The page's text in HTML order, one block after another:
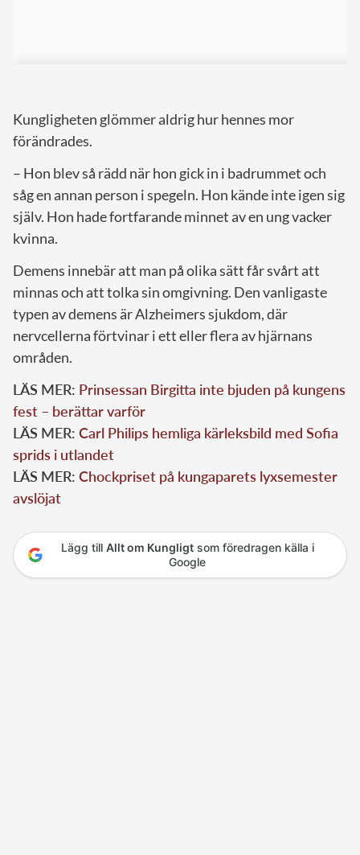
Kungligheten glömmer aldrig hur hennes mor
förändrades.
– Hon blev så rädd när hon gick in i badrummet och
såg en annan person i spegeln. Hon kände inte igen sig
själv. Hon hade fortfarande minnet av en ung vacker
kvinna.
Demens innebär att man på olika sätt får svårt att
minnas och att tolka sin omgivning. Den vanligaste
typen av demens är Alzheimers sjukdom, där
nervcellerna förtvinar i ett eller flera av hjärnans
områden.
LÄS MER: Prinsessan Birgitta inte bjuden på kungens
fest – berättar varför
LÄS MER: Carl Philips hemliga kärleksbild med Sofia
sprids i utlandet
LÄS MER: Chockpriset på kungaparets lyxsemester
avslöjat
Lägg till Allt om Kungligtsom föredragen källa i
Google